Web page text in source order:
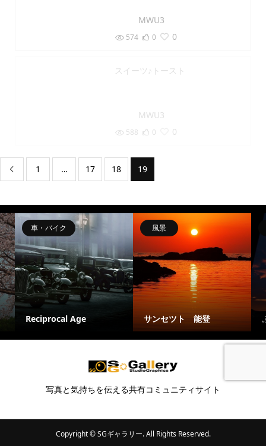
MWU3
574 0 0
スイーツ♪トースト
MWU3
588 0 0
 1 … 17 18 19
車・バイク
Reciprocal Age
風景
サンセツト 能登
写真と気持ちを伝える共有コミュニティサイト
Copyright ©SGギャラリー. All Rights Reserved.